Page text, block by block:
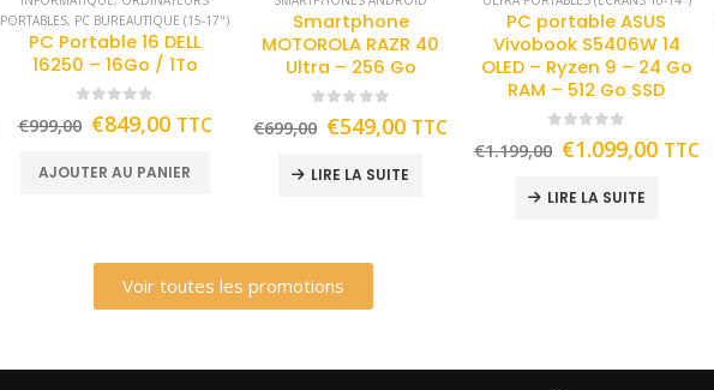
PORTABLES, PC BUREAUTIQUE (15-17")
PC Portable 16 DELL
16250 – 16Go / 1To
€999,00 €849,00 TTC
AJOUTER AU PANIER
Smartphone
MOTOROLA RAZR 40
Ultra – 256 Go
€699,00 €549,00 TTC
LIRE LA SUITE
PC portable ASUS
Vivobook S5406W 14
OLED – Ryzen 9 – 24 Go
RAM – 512 Go SSD
€1.199,00 €1.099,00 TTC
LIRE LA SUITE
Voir toutes les promotions